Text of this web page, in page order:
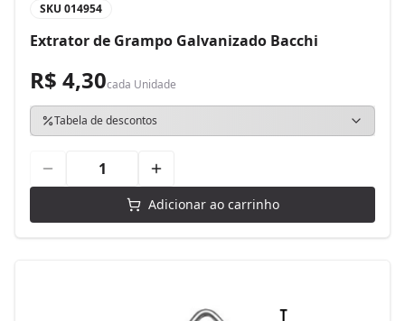
SKU 014954
Extrator de Grampo Galvanizado Bacchi
R$ 4,30cada Unidade
Tabela de descontos
Adicionar ao carrinho